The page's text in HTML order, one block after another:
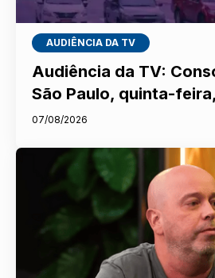
AUDIÊNCIA DA TV
Audiência da TV:
São Paulo, quinta-
07/08/2026